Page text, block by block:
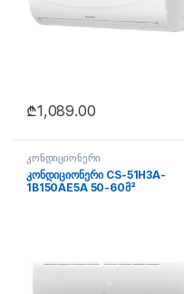
₾1,089.00
კონდიციონერი
კონდიციონერი CS-51H3A-
1B150AE5A 50-60მ²